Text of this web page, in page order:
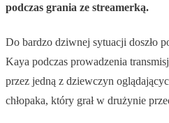
podczas grania ze streamerką.
Do bardzo dziwnej sytuacji doszło
Kaya podczas prowadzenia
przez jedną z dziewczyn
chłopaka, który grał w drużynie